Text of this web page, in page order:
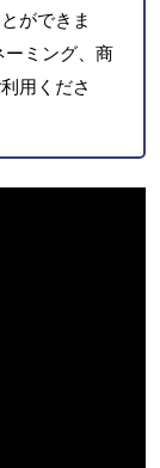
ができま
ミング、商
用くださ